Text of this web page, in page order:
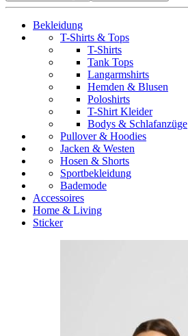
Bekleidung
T-Shirts & Tops
T-Shirts
Tank Tops
Langarmshirts
Hemden & Blusen
Poloshirts
T-Shirt Kleider
Bodys & Schlafanzüge
Pullover & Hoodies
Jacken & Westen
Hosen & Shorts
Sportbekleidung
Bademode
Accessoires
Home & Living
Sticker